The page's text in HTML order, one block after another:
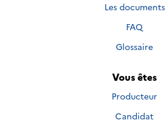
Les documents
FAQ
Glossaire
Vous êtes
Producteur
Candidat